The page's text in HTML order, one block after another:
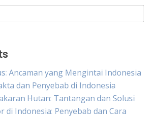
Ancaman yang Mengintai Indonesia
dan Penyebab di Indonesia
Hutan: Tantangan dan Solusi
di Indonesia: Penyebab dan Cara